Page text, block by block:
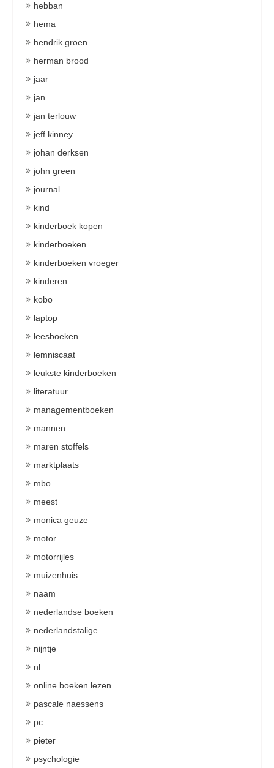
hebban
hema
hendrik groen
herman brood
jaar
jan
jan terlouw
jeff kinney
johan derksen
john green
journal
kind
kinderboek kopen
kinderboeken
kinderboeken vroeger
kinderen
kobo
laptop
leesboeken
lemniscaat
leukste kinderboeken
literatuur
managementboeken
mannen
maren stoffels
marktplaats
mbo
meest
monica geuze
motor
motorrijles
muizenhuis
naam
nederlandse boeken
nederlandstalige
nijntje
nl
online boeken lezen
pascale naessens
pc
pieter
psychologie